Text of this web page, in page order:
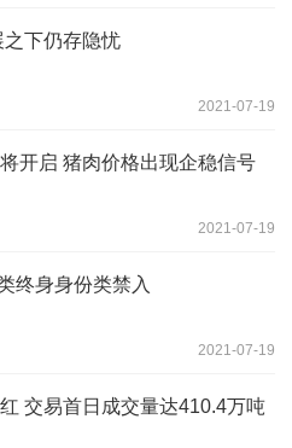
之下仍存隐忧
2021-07-19
开启 猪肉价格出现企稳信号
2021-07-19
终身身份类禁入
2021-07-19
交易首日成交量达410.4万吨